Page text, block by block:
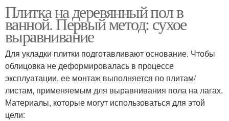
Плитка на деревянный пол в
ванной. Первый метод: сухое
выравнивание
Для укладки плитки подготавливают основание. Чтобы
облицовка не деформировалась в процессе
эксплуатации, ее монтаж выполняется по плитам/
листам, применяемым для выравнивания пола на лагах.
Материалы, которые могут использоваться для этой
цели: